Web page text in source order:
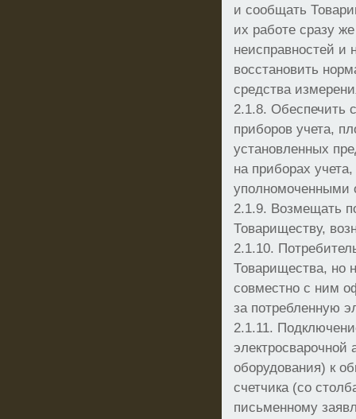
и сообщать
их работе сразу
неисправностей и
восстановить
средства
2.1.8. Обеспечить
приборов учета,
установленных
на приборах
уполномоченными
2.1.9. Возмещать
Товариществу,
2.1.10.
Товарищества, но
совместно с ним
за потребленную
2.1.11.
электросварочной
оборудования) к
счетчика (со
письменному